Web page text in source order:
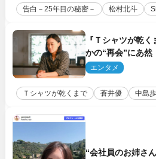
告白－25年目の秘密－ 松村北斗
『Ｔシャツが乾く
かの“再会”にあ
した!!」「今さら
エンタメ
Ｔシャツが乾くまで 蒼井優 中島歩
“会社員のお姉さ